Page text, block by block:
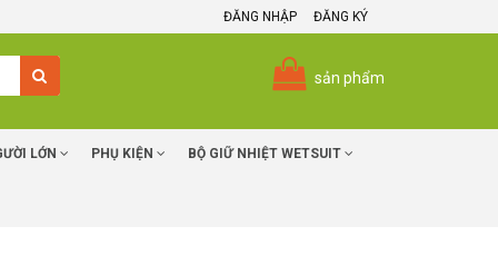
ĐĂNG NHẬP ĐĂNG KÝ
sản phẩm
LỚN PHỤ KIỆN BỘ GIỮ NHIỆT WETSUIT